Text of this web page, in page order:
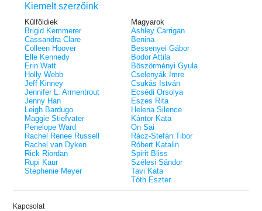
Kiemelt szerzőink
Külföldiek
Brigid Kemmerer
Cassandra Clare
Colleen Hoover
Elle Kennedy
Erin Watt
Holly Webb
Jeff Kinney
Jennifer L. Armentrout
Jenny Han
Leigh Bardugo
Maggie Stiefvater
Penelope Ward
Rachel Renee Russell
Rachel van Dyken
Rick Riordan
Rupi Kaur
Stephenie Meyer
Magyarok
Ashley Carrigan
Benina
Bessenyei Gábor
Bodor Attila
Böszörményi Gyula
Cselenyák Imre
Csukás István
Ecsédi Orsolya
Eszes Rita
Helena Silence
Kántor Kata
On Sai
Rácz-Stefán Tibor
Róbert Katalin
Spirit Bliss
Szélesi Sándor
Tavi Kata
Tóth Eszter
Kapcsolat